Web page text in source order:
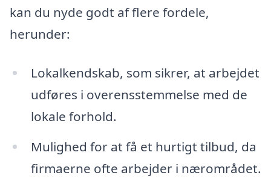
kan du nyde godt af flere fordele,
herunder:
Lokalkendskab, som sikrer, at arbejdet
udføres i overensstemmelse med de
lokale forhold.
Mulighed for at få et hurtigt tilbud, da
firmaerne ofte arbejder i nærområdet.